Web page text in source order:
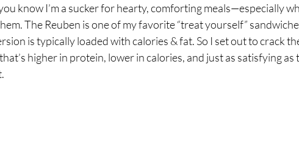
breath Breathing Techniques cholesterol
Eating
know I’m a sucker for hearty, comforting meals—especially
The Reuben is one of my favorite “treat yourself”
is typically loaded with calories & fat. So I set out to crack
higher in protein, lower in calories, and just as satisfying as